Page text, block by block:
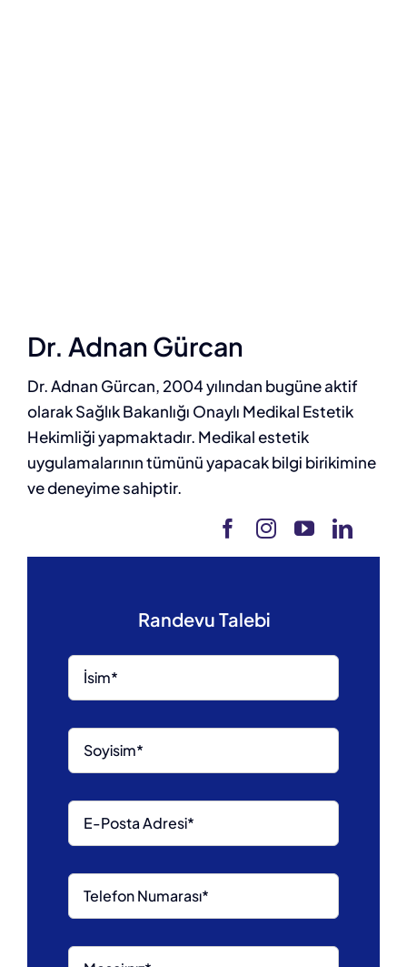
Dr. Adnan Gürcan
Dr. Adnan Gürcan, 2004 yılından bugüne aktif
olarak Sağlık Bakanlığı Onaylı Medikal Estetik
Hekimliği yapmaktadır. Medikal estetik
uygulamalarının tümünü yapacak bilgi birikimine
ve deneyime sahiptir.
Randevu Talebi